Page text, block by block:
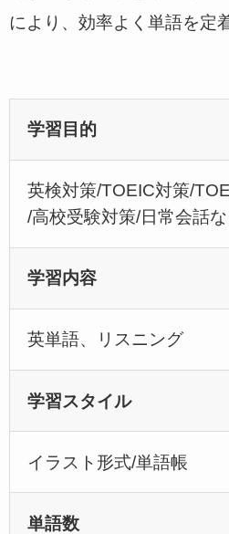
により、効率よく単語を定
学習目的
英検対策/TOEIC対策/
/高校受験対策/日常会話
学習内容
英単語、リスニング
学習スタイル
イラスト形式/単語帳
単語数